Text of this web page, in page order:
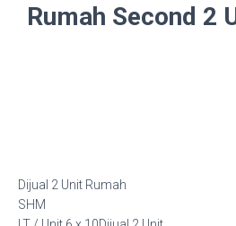
Rumah Second 2
Dijual 2 Unit Rumah
SHM